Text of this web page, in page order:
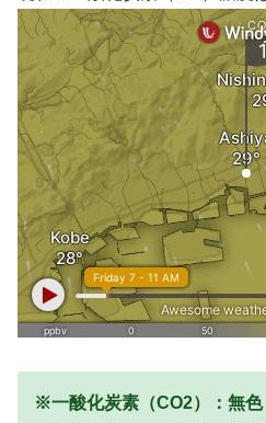
※一酸化炭素（CO2）：無